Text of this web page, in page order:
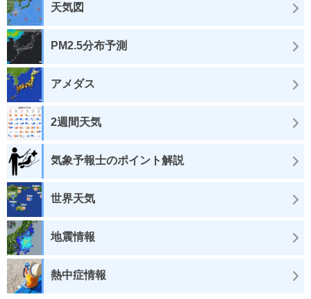
天気図
PM2.5分布予測
アメダス
2週間天気
気象予報士のポイント解説
世界天気
地震情報
熱中症情報